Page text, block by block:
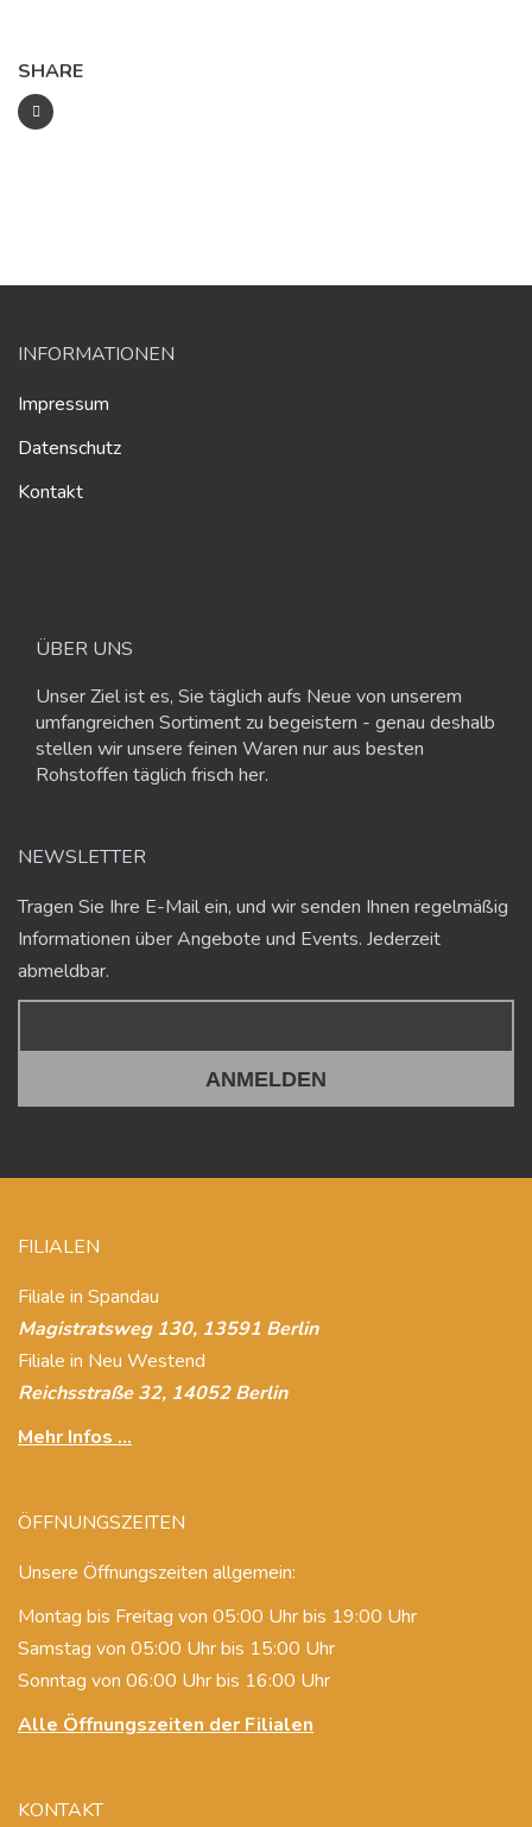
SHARE
INFORMATIONEN
Impressum
Datenschutz
Kontakt
ÜBER UNS
Unser Ziel ist es, Sie täglich aufs Neue von unserem
umfangreichen Sortiment zu begeistern - genau deshalb
stellen wir unsere feinen Waren nur aus besten
Rohstoffen täglich frisch her.
NEWSLETTER
Tragen Sie Ihre E-Mail ein, und wir senden Ihnen regelmäßig
Informationen über Angebote und Events. Jederzeit
abmeldbar.
FILIALEN
Filiale in Spandau
Magistratsweg 130, 13591 Berlin
Filiale in Neu Westend
Reichsstraße 32, 14052 Berlin
Mehr Infos ...
ÖFFNUNGSZEITEN
Unsere Öffnungszeiten allgemein:
Montag bis Freitag von 05:00 Uhr bis 19:00 Uhr
Samstag von 05:00 Uhr bis 15:00 Uhr
Sonntag von 06:00 Uhr bis 16:00 Uhr
Alle Öffnungszeiten der Filialen
KONTAKT